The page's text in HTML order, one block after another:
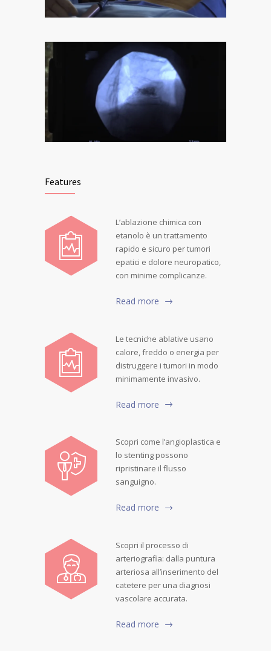
Features
L’ablazione chimica con
etanolo è un trattamento
rapido e sicuro per tumori
epatici e dolore neuropatico,
con minime complicanze.
Read more
Le tecniche ablative usano
calore, freddo o energia per
distruggere i tumori in modo
minimamente invasivo.
Read more
Scopri come l’angioplastica e
lo stenting possono
ripristinare il flusso
sanguigno.
Read more
Scopri il processo di
arteriografia: dalla puntura
arteriosa all’inserimento del
catetere per una diagnosi
vascolare accurata.
Read more